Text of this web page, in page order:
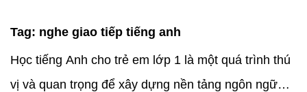
Tag: nghe giao tiếp tiếng anh
Học tiếng Anh cho trẻ em lớp 1 là một quá trình thú
vị và quan trọng để xây dựng nền tảng ngôn ngữ